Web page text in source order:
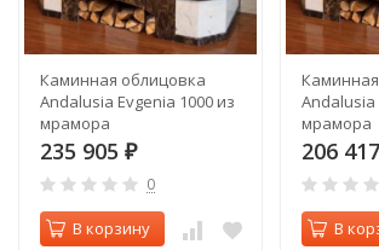
Каминная облицовка
Andalusia Evgenia 1000 из
мрамора
235 905 ₽
0
В корзину
Andalusia
мрамора
206 417
В